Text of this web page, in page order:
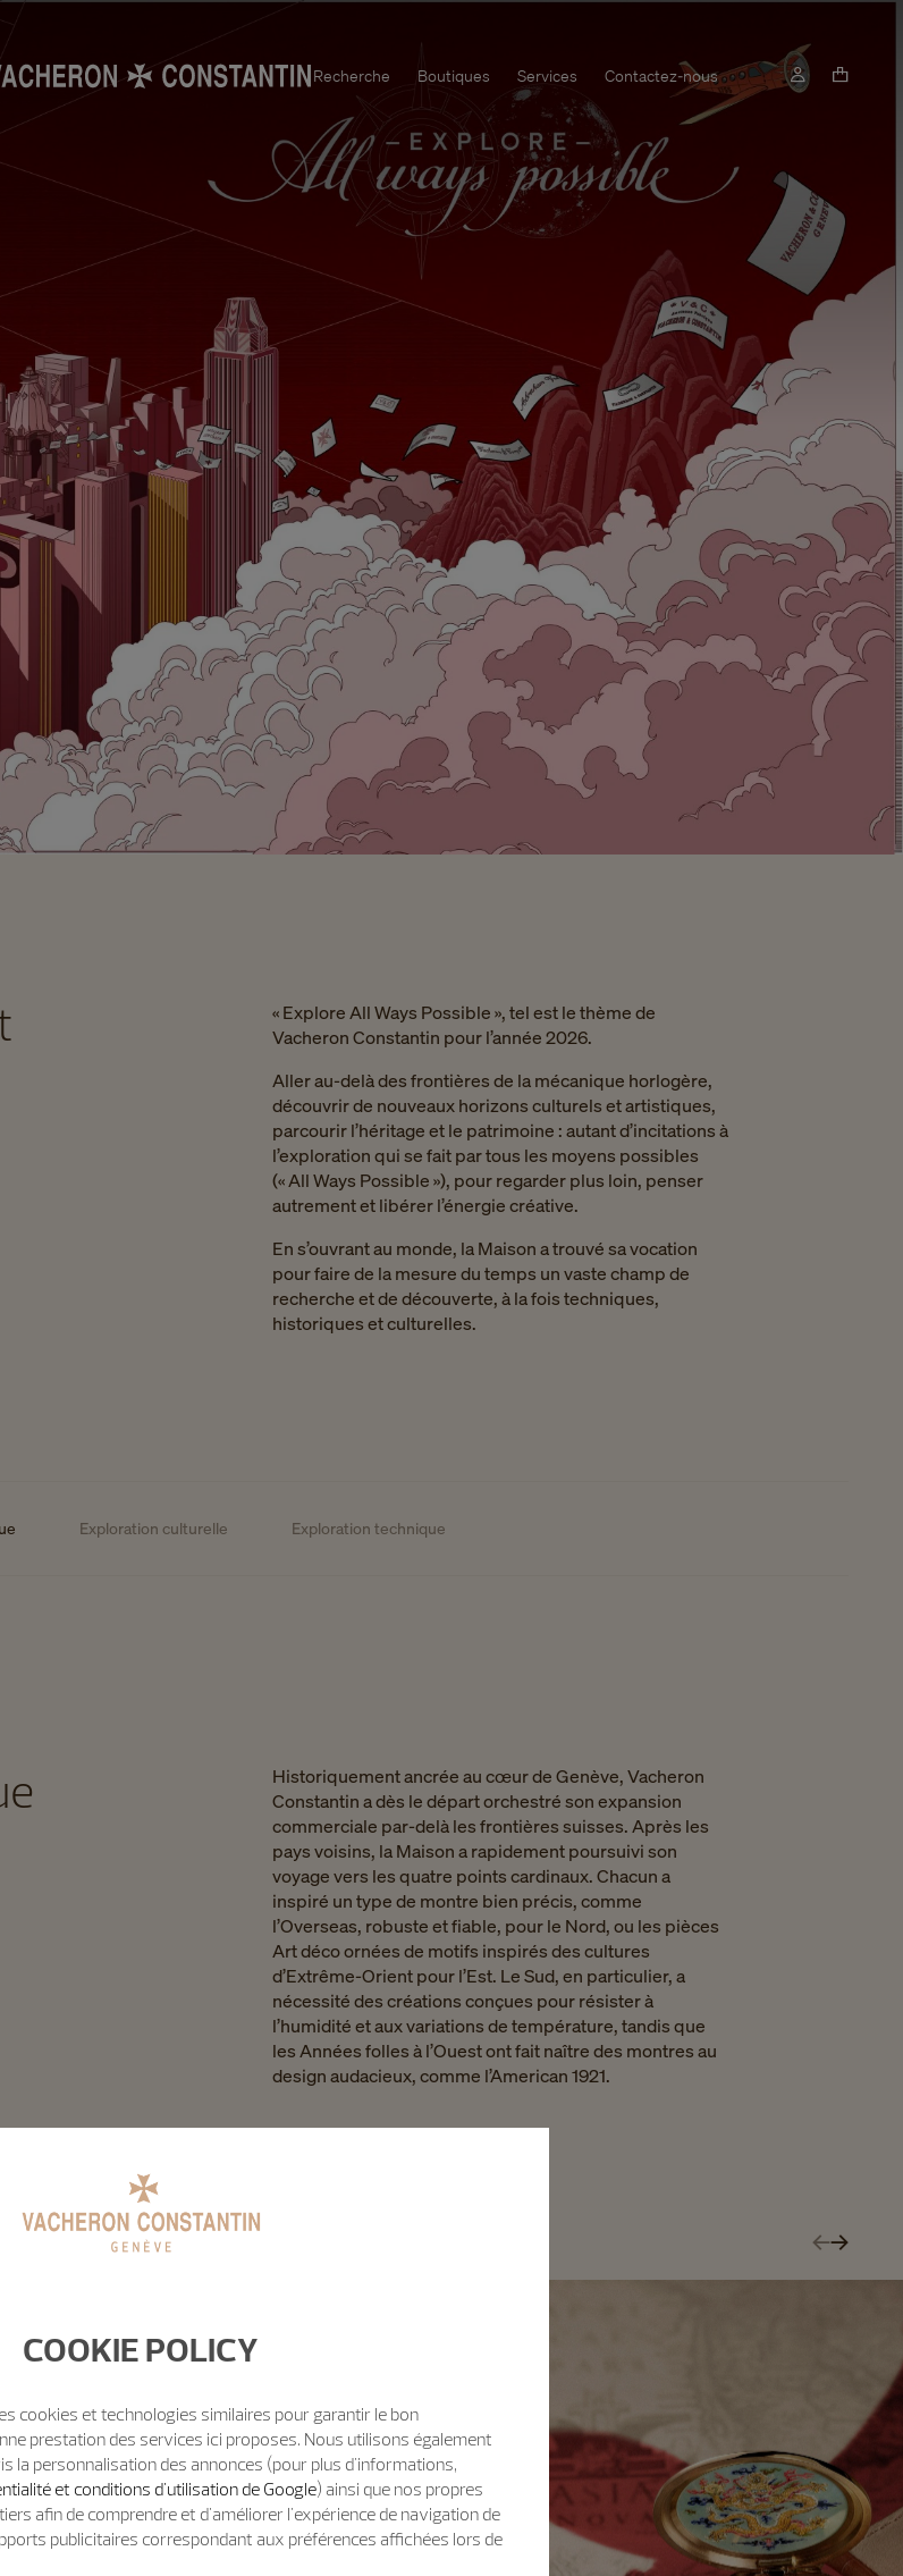
Recherche Boutiques Services Contactez-nous
« Explore All Ways Possible », tel est le thème de
Vacheron Constantin pour l’année 2026.
Aller au-delà des frontières de la mécanique horlogère,
découvrir de nouveaux horizons culturels et artistiques,
parcourir l’héritage et le patrimoine : autant d’incitations à
l’exploration qui se fait par tous les moyens possibles
(« All Ways Possible »), pour regarder plus loin, penser
autrement et libérer l’énergie créative.
En s’ouvrant au monde, la Maison a trouvé sa vocation
pour faire de la mesure du temps un vaste champ de
recherche et de découverte, à la fois techniques,
historiques et culturelles.
Exploration culturelle Exploration technique
Historiquement ancrée au cœur de Genève, Vacheron
Constantin a dès le départ orchestré son expansion
commerciale par-delà les frontières suisses. Après les
pays voisins, la Maison a rapidement poursuivi son
voyage vers les quatre points cardinaux. Chacun a
inspiré un type de montre bien précis, comme
l’Overseas, robuste et fiable, pour le Nord, ou les pièces
Art déco ornées de motifs inspirés des cultures
d’Extrême-Orient pour l’Est. Le Sud, en particulier, a
nécessité des créations conçues pour résister à
l’humidité et aux variations de température, tandis que
les Années folles à l’Ouest ont fait naître des montres au
design audacieux, comme l’American 1921.
COOKIE POLICY
cookies et technologies similaires pour garantir le bon
prestation des services ici proposes. Nous utilisons également
la personnalisation des annonces (pour plus d'informations,
et conditions d'utilisation de Google) ainsi que nos propres
afin de comprendre et d'améliorer l'expérience de navigation de
publicitaires correspondant aux préférences affichées lors de